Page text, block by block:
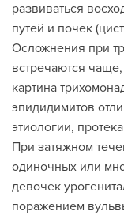
развиваться
путей и почек
Осложнения при
встречаются
картина
эпидидимитов
этиологии,
При затяжном
одиночных или
девочек
поражением